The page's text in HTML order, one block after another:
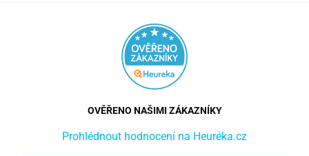
OVĚŘENO NAŠIMI ZÁKAZNÍKY
Prohlédnout hodnocení na Heuréka.cz